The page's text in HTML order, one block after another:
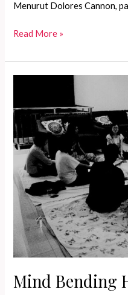
Menurut Dolores Cannon,
QHHT
metode
no.1
meningkatkan
vibrasimu
Read More »
Mind Bending